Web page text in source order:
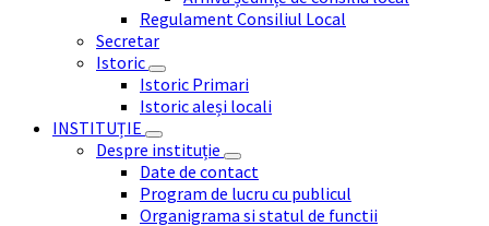
Regulament Consiliul Local
Secretar
Istoric
Istoric Primari
Istoric aleși locali
INSTITUȚIE
Despre instituție
Date de contact
Program de lucru cu publicul
Organigrama si statul de functii